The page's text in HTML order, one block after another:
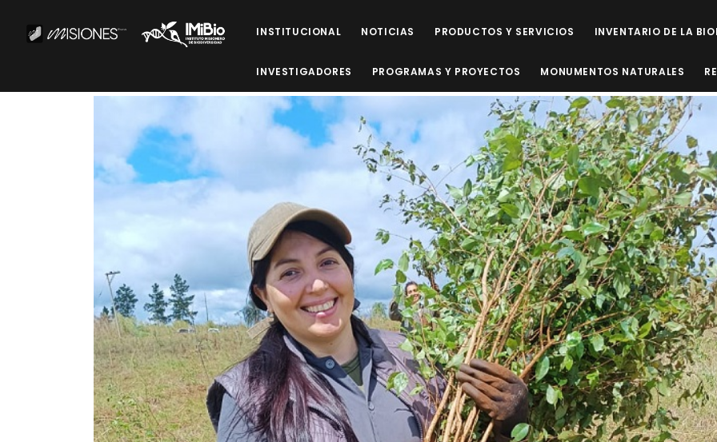
INSTITUCIONAL NOTICIAS PRODUCTOS Y SERVICIOS INVENTARIO DE LA
INVESTIGADORES PROGRAMAS Y PROYECTOS MONUMENTOS NATURALES